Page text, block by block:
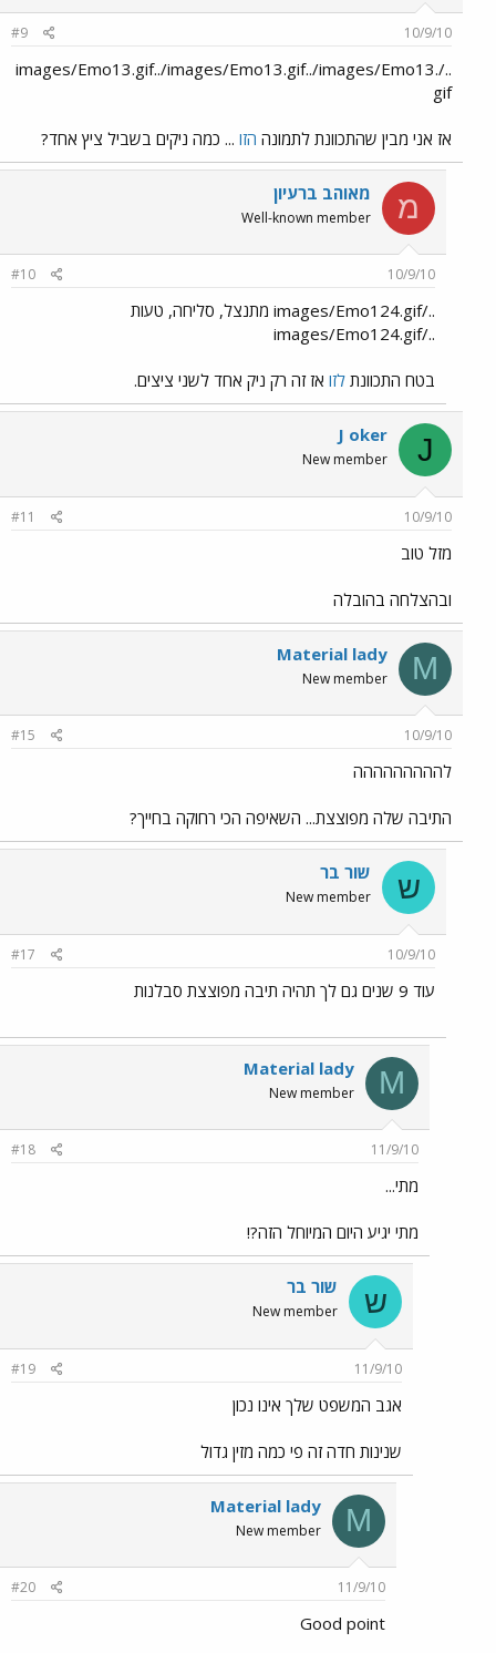
10/9/10
#9
../images/Emo13.gif../images/Emo13.gif../images/Emo13.
gif
אז אני מבין שהתכוונת לתמונה הזו ... כמה ניקים בשביל ציץ אחד?
מ מאוהב ברעיון
Well-known member
10/9/10
#10
../images/Emo124.gif מתנצל, סליחה, טעות
../images/Emo124.gif
בטח התכוונת לזו אז זה רק ניק אחד לשני ציצים.
J
J oker
New member
10/9/10
#11
מזל טוב
ובהצלחה בהובלה
M
Material lady
New member
10/9/10
#15
לההההההההה
התיבה שלה מפוצצת... השאיפה הכי רחוקה בחייך?
ש שור בר
New member
10/9/10
#17
עוד 9 שנים גם לך תהיה תיבה מפוצצת סבלנות
M
Material lady
New member
11/9/10
#18
מתי...
מתי יגיע היום המיוחל הזה?!
ש שור בר
New member
11/9/10
#19
אגב המשפט שלך אינו נכון
שנינות חדה זה פי כמה מזין גדול
M
Material lady
New member
11/9/10
#20
Good point